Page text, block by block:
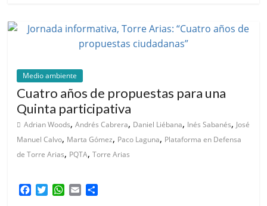
Medio ambiente
Cuatro años de propuestas para una
Quinta participativa
Adrian Woods,Andrés Cabrera, Daniel Liébana, Inés Sabanés, José
Manuel Calvo, Marta Gómez, Paco Laguna, Plataforma en Defensa
de Torre Arias, PQTA,Torre Arias
W